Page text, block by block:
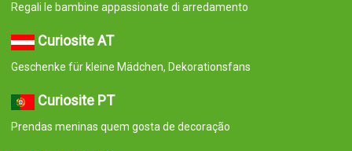
Regali le bambine appassionate di arredamento
Curiosite AT
Geschenke für kleine Mädchen, Dekorationsfans
Curiosite PT
Prendas meninas quem gosta de decoração